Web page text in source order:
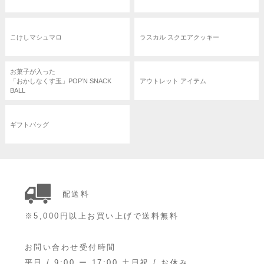
こけしマシュマロ ラスカル スクエアクッキー
お菓子が入った
「おかしなくす玉」POP’N SNACK
BALL
アウトレット アイテム
ギフトバッグ
配送料
※5,000円以上お買い上げで送料無料
お問い合わせ受付時間